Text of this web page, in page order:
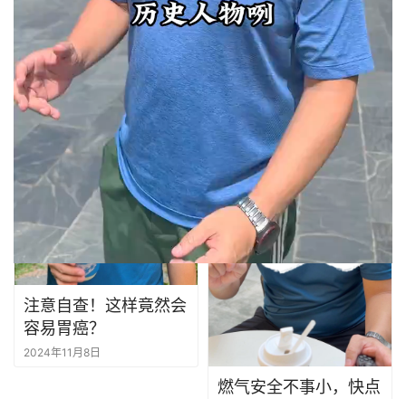
相关推荐
注意自查！这样竟然会
容易胃癌？
2024年11月8日
燃气安全不事小，快点